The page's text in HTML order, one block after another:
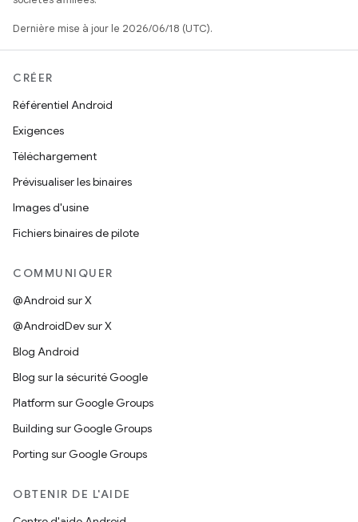
Dernière mise à jour le 2026/06/18 (UTC).
CRÉER
Référentiel Android
Exigences
Téléchargement
Prévisualiser les binaires
Images d'usine
Fichiers binaires de pilote
COMMUNIQUER
@Android sur X
@AndroidDev sur X
Blog Android
Blog sur la sécurité Google
Platform sur Google Groups
Building sur Google Groups
Porting sur Google Groups
OBTENIR DE L'AIDE